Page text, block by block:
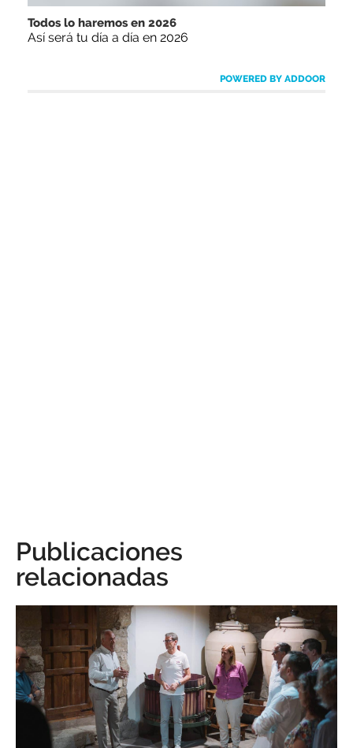
Todos lo haremos en 2026
Así será tu día a día en 2026
POWERED BY ADDOOR
Publicaciones
relacionadas